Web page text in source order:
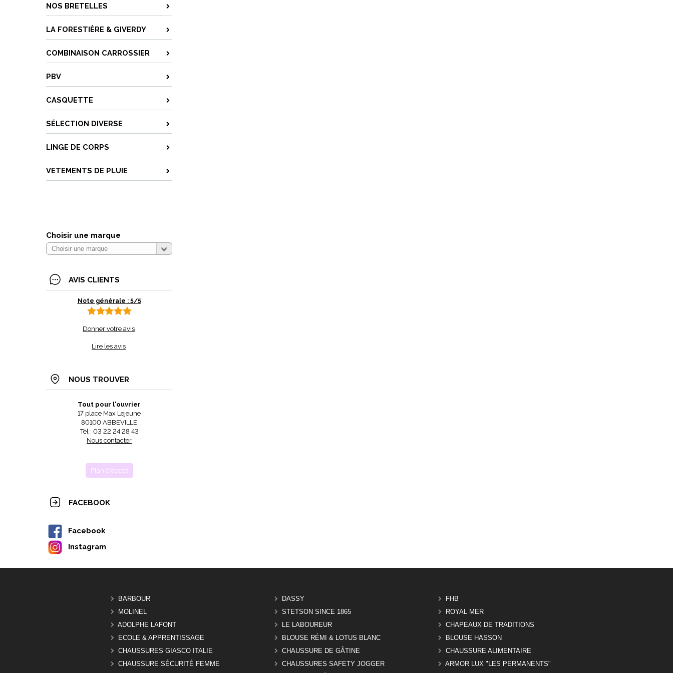
NOS BRETELLES
LA FORESTIÈRE & GIVERDY
COMBINAISON CARROSSIER
PBV
CASQUETTE
SÉLECTION DIVERSE
LINGE DE CORPS
VETEMENTS DE PLUIE
Choisir une marque
AVIS CLIENTS
Note générale : 5/5
Donner votre avis
Lire les avis
NOUS TROUVER
Tout pour l'ouvrier
17 place Max Lejeune
80100 ABBEVILLE
Tél : 03 22 24 28 43
Nous contacter
Plan d'accès
FACEBOOK
Facebook
Instagram
BARBOUR DASSY
FHB
MOLINEL
STETSON SINCE 1865
ROYAL MER
ADOLPHE LAFONT
LE LABOUREUR
CHAPEAUX DE TRADITIONS
ECOLE & APPRENTISSAGE
BLOUSE RÉMI & LOTUS BLANC
BLOUSE HASSON
CHAUSSURES GIASCO ITALIE
CHAUSSURE DE GÂTINE
CHAUSSURE ALIMENTAIRE
CHAUSSURE SÉCURITÉ FEMME
CHAUSSURES SAFETY JOGGER ARMOR LUX "LES PERMANENTS"